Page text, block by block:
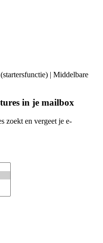
| Middelbare
in je mailbox
zoekt en vergeet je e-